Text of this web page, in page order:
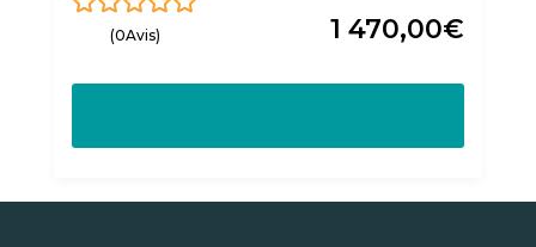
1 470,00€
of
(0Avis)